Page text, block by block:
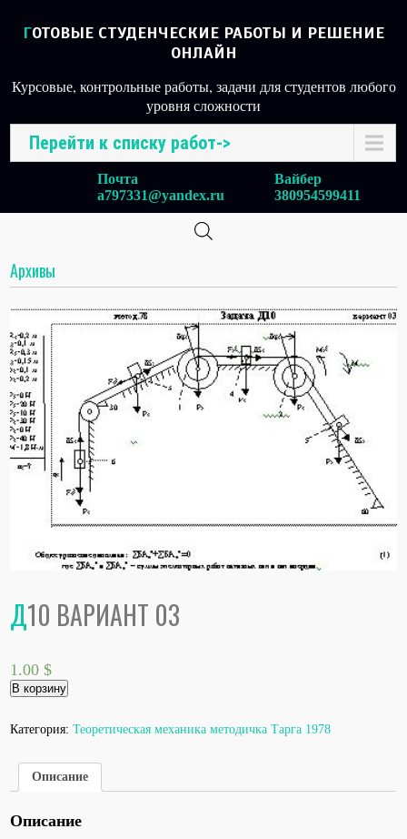
ГОТОВЫЕ СТУДЕНЧЕСКИЕ РАБОТЫ И РЕШЕНИЕ
ОНЛАЙН
Курсовые, контрольные работы, задачи для студентов любого
уровня сложности
Перейти к списку работ->
Вайбер
380954599411
Почта
a797331@yandex.ru
Архивы
Д10 ВАРИАНТ 03
1.00$
Количество
товара
вариант
В корзину
Категория:Теоретическая механика методичка Тарга 1978
Описание
Описание